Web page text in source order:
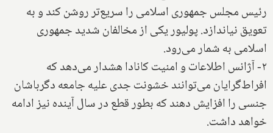
رئیس مجلس جمهوری اسلامی را سریع‌تر روشن کند و به
تعویق نیاندازد. پولیور یکی از مخالفان شدید جمهوری
اسلامی به شمار می‌رود.
۲- آژانس اطلاعات و امنیت کانادا هشدار می‌دهد که
افراط‌گرایان می‌توانند خشونت جدی علیه جامعه دگرباشان
جنسی را افزایش دهند که بطور قطع در سال آینده نیز ادامه
خواهد داشت.